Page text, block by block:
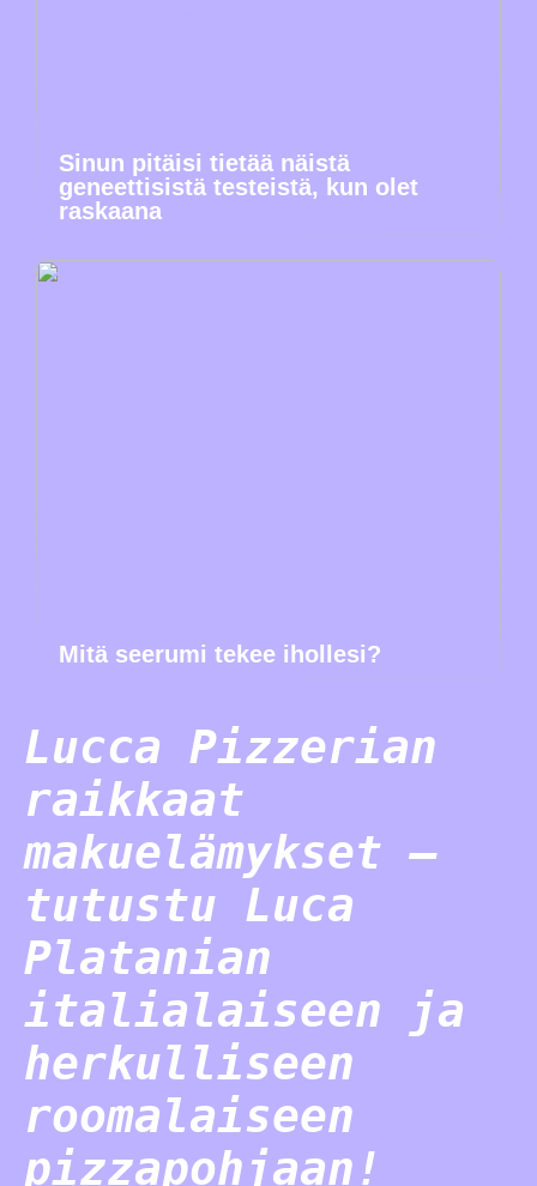
Sinun pitäisi tietää näistä
geneettisistä testeistä, kun olet
raskaana
Mitä seerumi tekee ihollesi?
Lucca Pizzerian
raikkaat
makuelämykset –
tutustu Luca
Platanian
italialaiseen ja
herkulliseen
roomalaiseen
pizzapohjaan!